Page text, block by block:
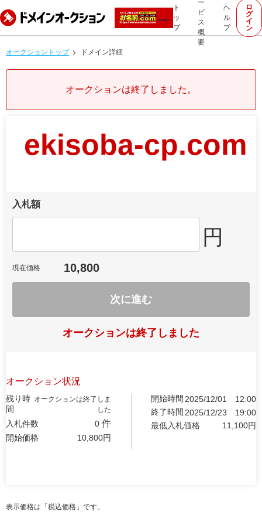
ト
ッ
プ
ー
ビ
ス
概
要
ヘ
ル
プ
ロ
グ
イ
ン
オークショントップ ドメイン詳細
オークションは終了しました。
ekisoba-cp.com
入札額
円
現在価格 10,800
次に進む
オークションは終了しました
オークション状況
残り時
間
オークションは終了しま
した
入札件数 0 件
開始価格 10,800円
開始時間 2025/12/01
12:00
終了時間 2025/12/23
19:00
最低入札価格
11,100円
表示価格は「税込価格」です。